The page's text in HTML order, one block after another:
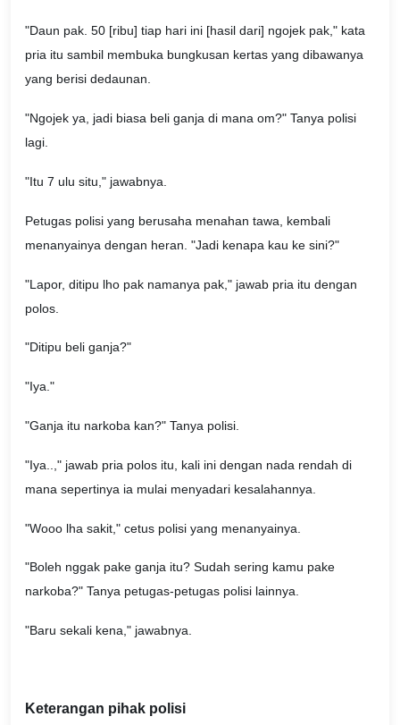
"Daun pak. 50 [ribu] tiap hari ini [hasil dari] ngojek pak," kata
pria itu sambil membuka bungkusan kertas yang dibawanya
yang berisi dedaunan.
"Ngojek ya, jadi biasa beli ganja di mana om?" Tanya polisi
lagi.
"Itu 7 ulu situ," jawabnya.
Petugas polisi yang berusaha menahan tawa, kembali
menanyainya dengan heran. "Jadi kenapa kau ke sini?"
"Lapor, ditipu lho pak namanya pak," jawab pria itu dengan
polos.
"Ditipu beli ganja?"
"Iya."
"Ganja itu narkoba kan?" Tanya polisi.
"Iya..," jawab pria polos itu, kali ini dengan nada rendah di
mana sepertinya ia mulai menyadari kesalahannya.
"Wooo lha sakit," cetus polisi yang menanyainya.
"Boleh nggak pake ganja itu? Sudah sering kamu pake
narkoba?" Tanya petugas-petugas polisi lainnya.
"Baru sekali kena," jawabnya.
Keterangan pihak polisi